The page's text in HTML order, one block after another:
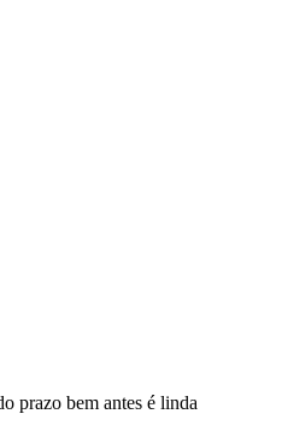
prazo bem antes é linda